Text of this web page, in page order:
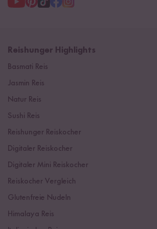
Reishunger Highlights
Basmati Reis
Jasmin Reis
Natur Reis
Sushi Reis
Reishunger Reiskocher
Digitaler Reiskocher
Digitaler Mini Reiskocher
Reiskocher Vergleich
Glutenfreie Nudeln
Himalaya Reis